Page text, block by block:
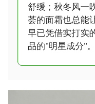
舒缓；秋冬风一
荟的面霜也总
早已凭借实打实
品的"明星成分"。